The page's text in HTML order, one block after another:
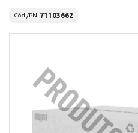
Cód./PN 71103662